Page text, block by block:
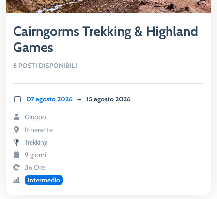
8 POSTI DISPONIBILI
Cairngorms Trekking & Highland
Games
07 agosto 2026 15 agosto 2026
Gruppo
Itinerante
Trekking
9 giorni
36 Ore
Intermedio